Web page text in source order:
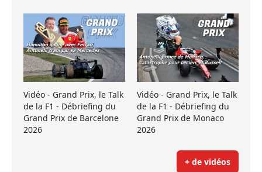
Vidéo - Grand Prix, le Talk
de la F1 - Débriefing du
Grand Prix de Barcelone
2026
Vidéo - Grand Prix, le Talk
de la F1 - Débriefing du
Grand Prix de Monaco
2026
+ de vidéos